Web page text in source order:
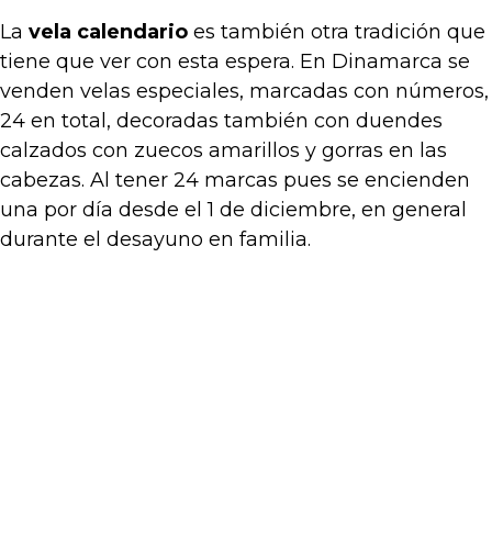
La vela calendario es también otra tradición que
tiene que ver con esta espera. En Dinamarca se
venden velas especiales, marcadas con números,
24 en total, decoradas también con duendes
calzados con zuecos amarillos y gorras en las
cabezas. Al tener 24 marcas pues se encienden
una por día desde el 1 de diciembre, en general
durante el desayuno en familia.